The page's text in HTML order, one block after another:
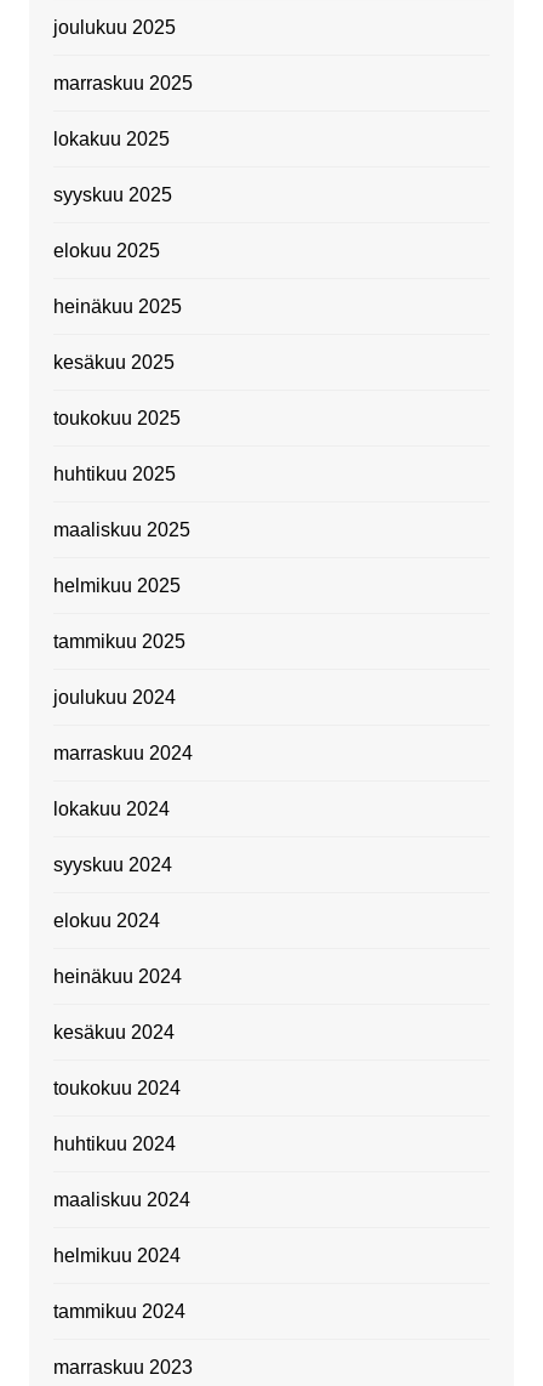
joulukuu 2025
marraskuu 2025
lokakuu 2025
syyskuu 2025
elokuu 2025
heinäkuu 2025
kesäkuu 2025
toukokuu 2025
huhtikuu 2025
maaliskuu 2025
helmikuu 2025
tammikuu 2025
joulukuu 2024
marraskuu 2024
lokakuu 2024
syyskuu 2024
elokuu 2024
heinäkuu 2024
kesäkuu 2024
toukokuu 2024
huhtikuu 2024
maaliskuu 2024
helmikuu 2024
tammikuu 2024
marraskuu 2023